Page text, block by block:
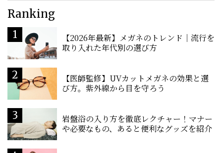
Ranking
【2026年最新】メガネのトレンド｜流行を
取り入れた年代別の選び方
【医師監修】UVカットメガネの効果と選
び方。紫外線から目を守ろう
岩盤浴の入り方を徹底レクチャー！マナー
や必要なもの、あると便利なグッズを紹介